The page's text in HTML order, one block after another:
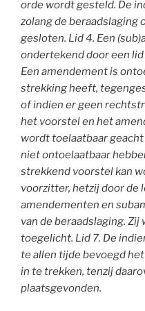
orde wordt gesteld. De
zolang de beraadslaging
gesloten. Lid 4. Een
ondertekend door een
Een amendement is
strekking heeft,
of indien er geen
het voorstel en het
wordt toelaatbaar
niet ontoelaatbaar
strekkend voorstel kan
voorzitter, hetzij door de
amendementen en
van de beraadslaging.
toegelicht. Lid 7. De
te allen tijde bevoegd
in te trekken, tenzij
plaatsgevonden.